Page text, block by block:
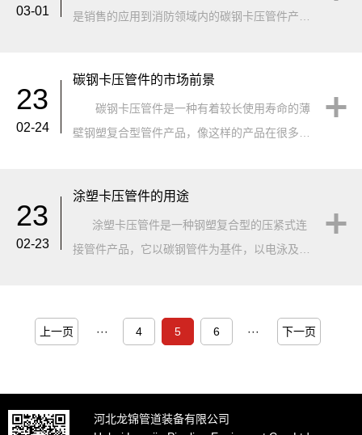
03-01
是销售的应用到消防领域内的碳钢卡压管件产
23
02-24
碳钢卡压管件的市场前景
碳钢卡压管件是一种有着较长使用寿命的薄
壁钢塑复合型管件产品，像这样的产品在很多的
23
02-23
涂塑卡压管件的用途
涂塑卡压管件是一种钢塑复合型的压紧式连
接管件产品，它以碳钢管件为基件，以电泳及喷
上一页 ··· 4 5 6 ··· 下一页
河北龙锦管道装备有限公司